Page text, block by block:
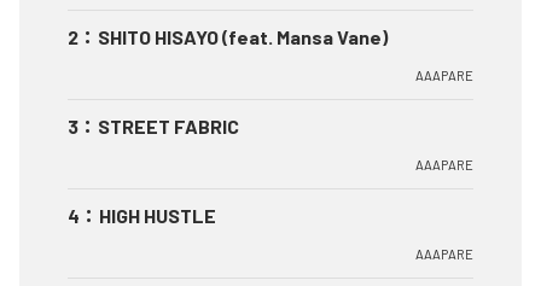
2 ： SHITO HISAYO (feat. Mansa Vane)
AAAPARE
3 ： STREET FABRIC
AAAPARE
4 ： HIGH HUSTLE
AAAPARE